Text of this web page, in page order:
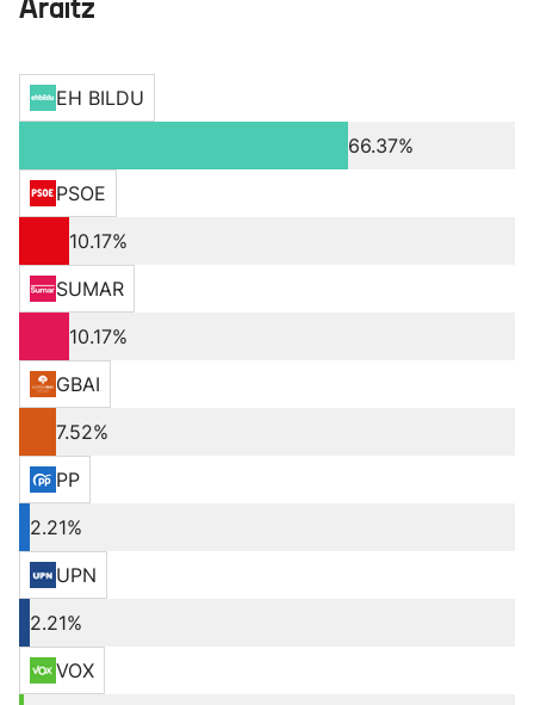
Araitz
EH BILDU
66.37%
PSOE
10.17%
SUMAR
10.17%
GBAI
7.52%
PP
2.21%
UPN
2.21%
VOX